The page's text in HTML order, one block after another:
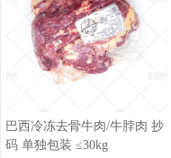
巴西冷冻去骨牛肉/牛脖肉 抄
码 单独包装 ≤30kg